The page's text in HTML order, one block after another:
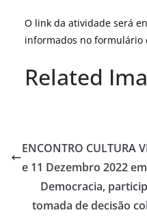
O link da atividade será
informados no formulário
Related
ENCONTRO CULTURA
e 11 Dezembro 2022
Democracia,
tomada de decisão